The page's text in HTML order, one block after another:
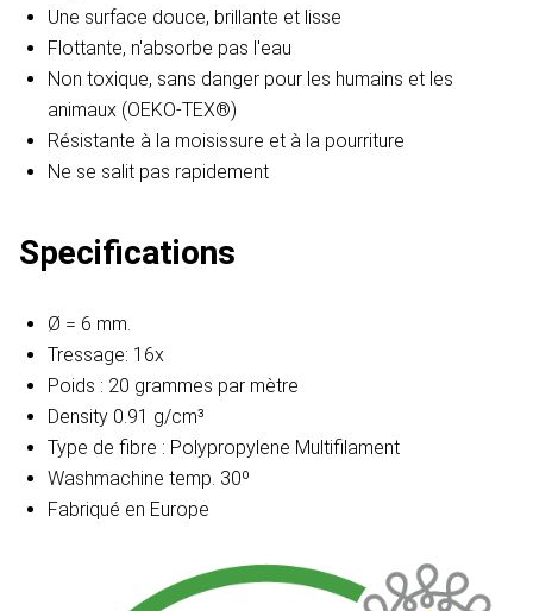
Une surface douce, brillante et lisse
Flottante, n'absorbe pas l'eau
Non toxique, sans danger pour les humains et les
animaux (OEKO-TEX®)
Résistante à la moisissure et à la pourriture
Ne se salit pas rapidement
Specifications
Ø = 6 mm.
Tressage: 16x
Poids : 20 grammes par mètre
Density 0.91 g/cm³
Type de fibre : Polypropylene Multifilament
Washmachine temp. 30º
Fabriqué en Europe